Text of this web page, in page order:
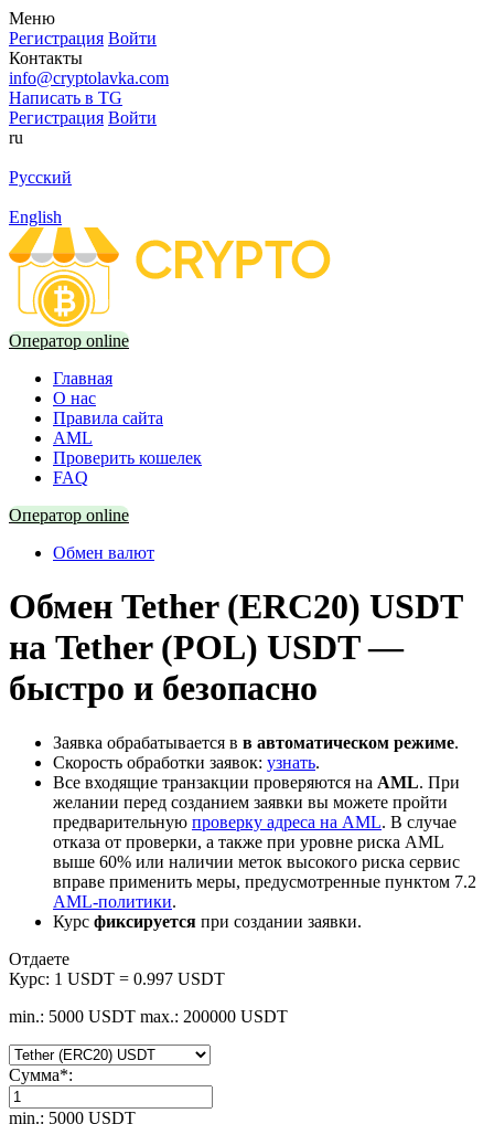
Меню
Регистрация Войти
Контакты
info@cryptolavka.com
Написать в TG
Регистрация Войти
ru
Русский
English
Оператор online
Главная
О нас
Правила сайта
AML
Проверить кошелек
FAQ
Оператор online
Обмен валют
Обмен Tether (ERC20) USDT
на Tether (POL) USDT —
быстро и безопасно
Заявка обрабатывается в в автоматическом режиме.
Скорость обработки заявок: узнать.
Все входящие транзакции проверяются на AML. При
желании перед созданием заявки вы можете пройти
предварительную проверку адреса на AML. В случае
отказа от проверки, а также при уровне риска AML
выше 60% или наличии меток высокого риска сервис
вправе применить меры, предусмотренные пунктом 7.2
AML-политики.
Курс фиксируется при создании заявки.
Отдаете
Курс: 1 USDT = 0.997 USDT
min.: 5000 USDT max.: 200000 USDT
Сумма*:
min.: 5000 USDT